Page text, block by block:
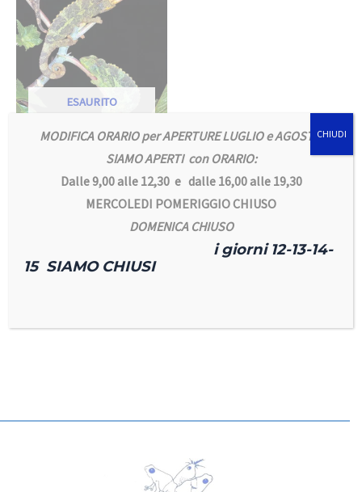
ESAURITO
Trioceros jacksoni
Coppia Camaleonte
MODIFICA ORARIO per APERTURE LUGLIO e AGOSTO
SIAMO APERTI con ORARIO:
Dalle 9,00 alle 12,30 e dalle 16,00 alle 19,30
MERCOLEDI POMERIGGIO CHIUSO
DOMENICA CHIUSO
i giorni 12-13-14-
15 SIAMO CHIUSI
CHIUDI